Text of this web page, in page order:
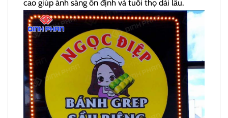
cao giúp ánh sáng ổn định và tuổi thọ dài lâu.